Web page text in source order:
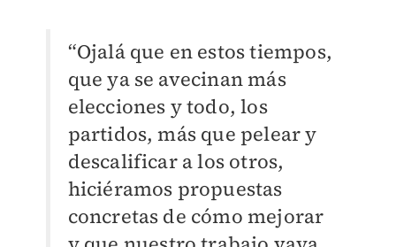
“Ojalá que en estos tiempos,
que ya se avecinan más
elecciones y todo, los
partidos, más que pelear y
descalificar a los otros,
hiciéramos propuestas
concretas de cómo mejorar